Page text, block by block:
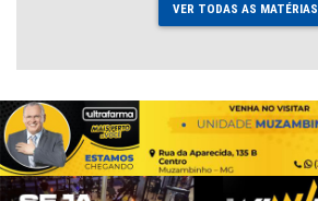
VER TODAS AS MATÉRIAS